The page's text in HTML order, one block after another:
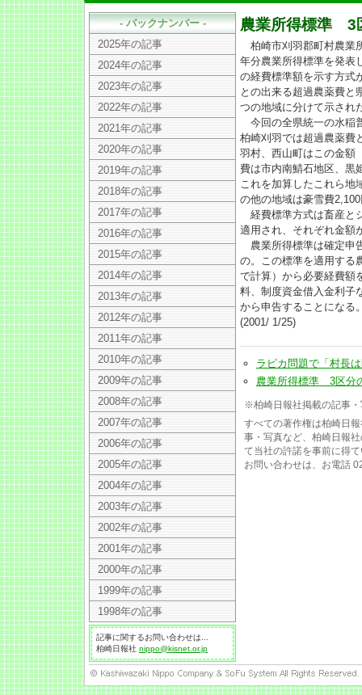
農業所得標準 3
柏崎市刈羽郡町村農業
年分農業所得標準を発表
の経費標準額を示す方式
との出来る超過農薬費と
つの地域に分けて示され
今回の全県統一の水稲
柏崎刈羽では超過農薬費
羽村、西山町はこの金額
費は市内南鯖石地区、黒
これを加算したこれら地
の他の地域は豪雪費
経費標準方式は畜産と
適用され、それぞれ金額
農業所得標準は確定申
の。この標準を適用する
で計算）から必要経費額
料、制度資金借入金利子
から申告することになる
(2001/ 1/25)
ラピカ問題で「村長
農業所得標準 3区分
※柏崎日報社掲載の記事
すべての著作権は柏崎日
事・写真など、柏崎日報
て当社の許諾を事前に得
お問い合わせは、お電話
- バックナンバー -
2025年の記事
2024年の記事
2023年の記事
2022年の記事
2021年の記事
2020年の記事
2019年の記事
2018年の記事
2017年の記事
2016年の記事
2015年の記事
2014年の記事
2013年の記事
2012年の記事
2011年の記事
2010年の記事
2009年の記事
2008年の記事
2007年の記事
2006年の記事
2005年の記事
2004年の記事
2003年の記事
2002年の記事
2001年の記事
2000年の記事
1999年の記事
1998年の記事
記事に関するお問い合わせは...
柏崎日報社 nippo@kisnet.or.jp